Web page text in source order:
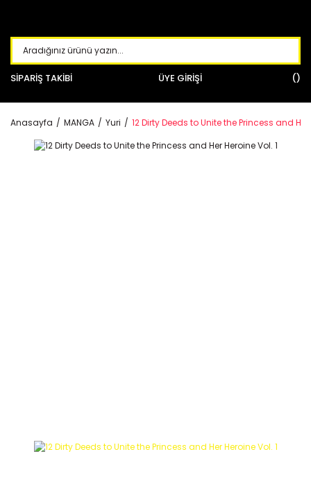
SİPARİŞ TAKİBİ ÜYE GİRİŞİ
Anasayfa MANGA Yuri 12 Dirty Deeds to Unite the Princess and Her